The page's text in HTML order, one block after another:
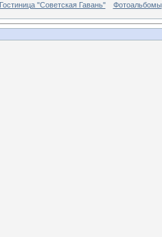
Гостиница "Советская Гавань" Фотоальбомы